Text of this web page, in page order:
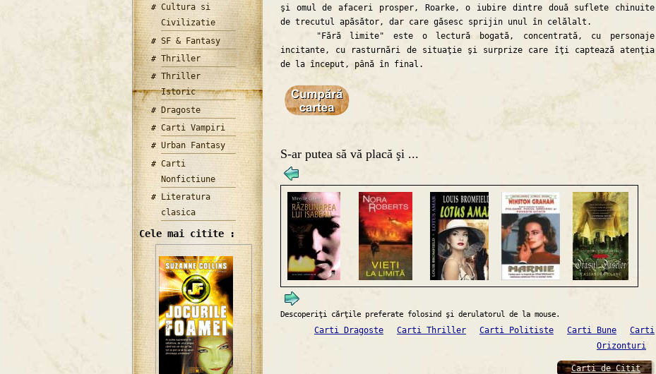
Cultura si
Civilizatie
SF & Fantasy
Thriller
Thriller
Istoric
Dragoste
Carti Vampiri
Urban Fantasy
Carti
Nonfictiune
Literatura
clasica
Cele mai citite :
şi omul de afaceri prosper, Roarke, o iubire dintre două suflete chinuite
de trecutul apăsător, dar care găsesc sprijin unul în celălalt.
"Fără limite" este o lectură bogată, concentrată, cu personaje
incitante, cu rasturnări de situaţie şi surprize care îţi captează atenţia
de la început, până în final.
S-ar putea să vă placă şi ...
Descoperiţi cărţile preferate folosind şi derulatorul de la mouse.
Carti Dragoste Carti Thriller Carti Politiste Carti Bune
Carti
Orizonturi
Carti de Citit